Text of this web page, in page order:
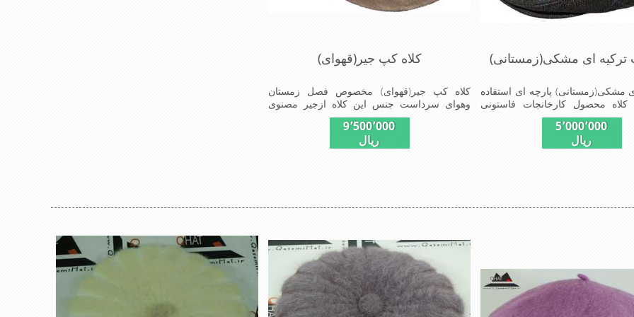
ترکیه ای مشکی(زمستانی)
مشکی(زمستانی) پارچه ای استفاده
محصول کارخانجات فاستونی
جامعه باترکیب45%پشم و65%نخ ترویرااست
افرادخوش پوش جنس عالی,دوخت
فرمی ازدیگرخصوصیات این
5٬000٬000
ریال
کلاه کپ جیر(قهوای)
کلاه کپ جیر(قهوای) مخصوص فصل زمستان
وهوای سرداست جنس این کلاه ازجیر مصنوی
تهیه شده است وآستری آن ازجنس
پولش(خزمصنویی)است این کلاه بسیار شیک و زیبا
می باشد دارای گوش گیر می باشد و به همین
9٬500٬000
ریال